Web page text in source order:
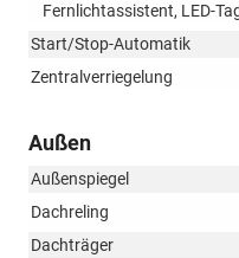
Fernlichtassistent, LED-
Start/Stop-Automatik
Zentralverriegelung
Außen
Außenspiegel
Dachreling
Dachträger